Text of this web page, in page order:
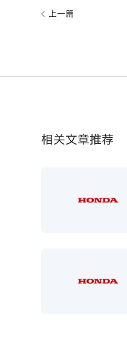
上一篇
相关文章推荐